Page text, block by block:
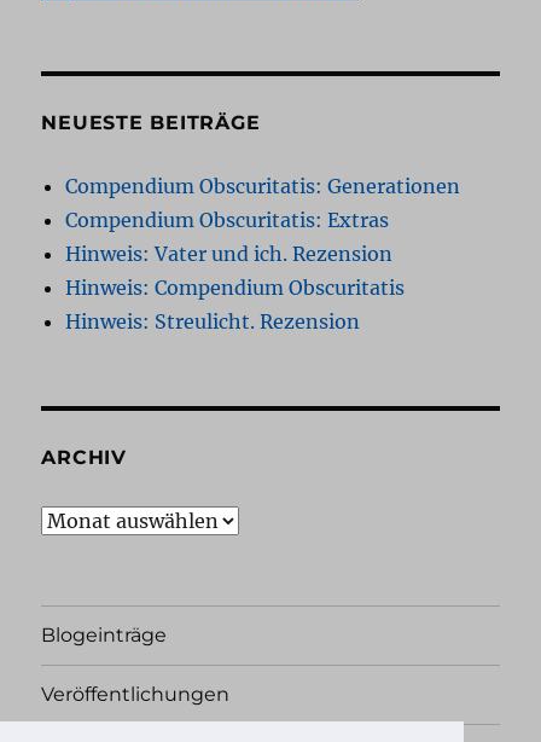
NEUESTE BEITRÄGE
Compendium Obscuritatis: Generationen
Compendium Obscuritatis: Extras
Hinweis: Vater und ich. Rezension
Hinweis: Compendium Obscuritatis
Hinweis: Streulicht. Rezension
ARCHIV
Archiv
Blogeinträge
Veröffentlichungen